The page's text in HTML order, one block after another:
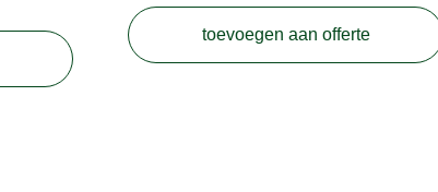
toevoegen aan offerte